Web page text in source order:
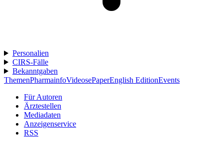
Personalien
CIRS-Fälle
Bekanntgaben
ThemenPharmainfoVideosePaperEnglish EditionEvents
Für Autoren
Ärztestellen
Mediadaten
Anzeigenservice
RSS